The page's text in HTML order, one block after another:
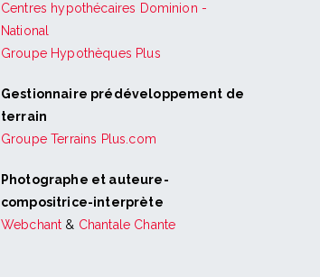
Centres hypothécaires Dominion -
National
Groupe Hypothèques Plus
Gestionnaire prédéveloppement de
terrain
Groupe Terrains Plus.com
Photographe et auteure-
compositrice-interprète
Webchant & Chantale Chante